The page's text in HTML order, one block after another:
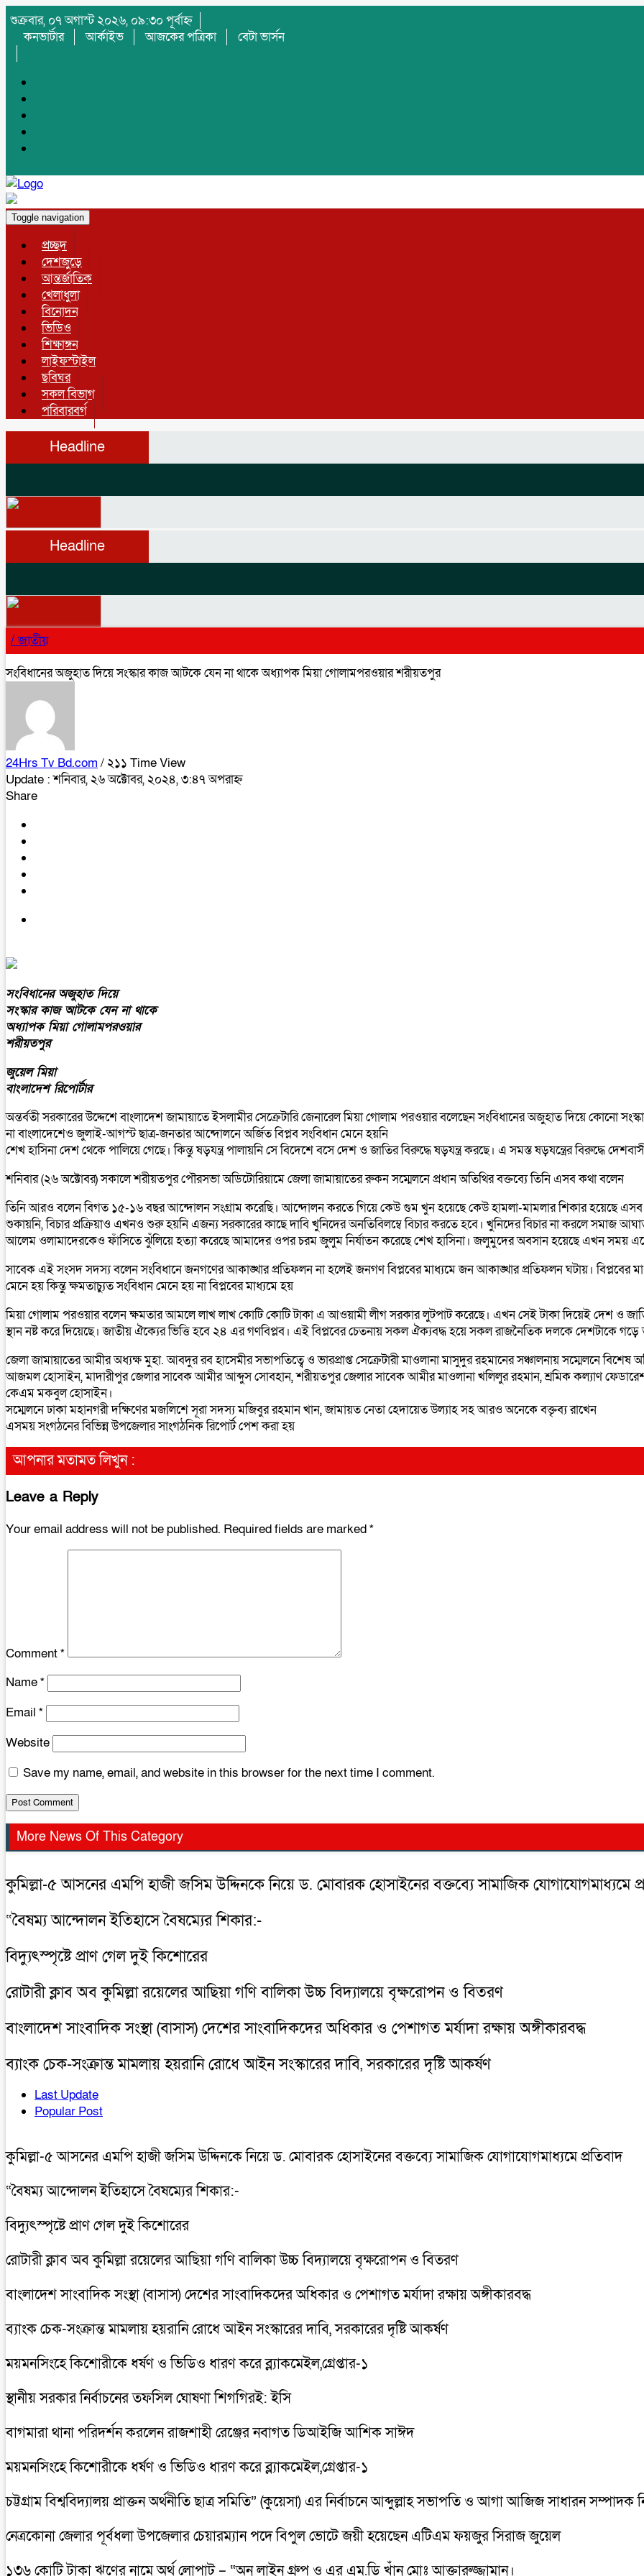
শুক্রবার, ০৭ অগাস্ট ২০২৬, ০৯:৩০ পূর্বাহ্ন
কনভার্টার
আর্কাইভ আজকের পত্রিকা বেটা ভার্সন
Toggle navigation
প্রচ্ছদ
দেশজুড়ে
আন্তর্জাতিক
খেলাধুলা
বিনোদন
ভিডিও
শিক্ষাঙ্গন
লাইফস্টাইল
ছবিঘর
সকল বিভাগ
পরিবারবর্গ
Headline
Headline
/জাতীয়
সংবিধানের অজুহাত দিয়ে সংস্কার কাজ আটকে যেন না থাকে অধ্যাপক মিয়া গোলামপরওয়ার শরীয়তপুর
24Hrs Tv Bd.com / ২১১ Time View
Update : শনিবার, ২৬ অক্টোবর, ২০২৪, ৩:৪৭ অপরাহ্ন
Share
সংবিধানের অজুহাত দিয়ে
সংস্কার কাজ আটকে যেন না থাকে
অধ্যাপক মিয়া গোলামপরওয়ার
শরীয়তপুর
জুয়েল মিয়া
বাংলাদেশ রিপোর্টার
অন্তর্বতী সরকারের উদ্দেশে বাংলাদেশ জামায়াতে ইসলামীর সেক্রেটারি জেনারেল মিয়া গোলাম পরওয়ার বলেছেন সংবিধানের অজুহাত দিয়ে কোনো
না বাংলাদেশেও জুলাই-আগস্ট ছাত্র-জনতার আন্দোলনে অর্জিত বিপ্লব সংবিধান মেনে হয়নি
শেখ হাসিনা দেশ থেকে পালিয়ে গেছে। কিন্তু ষড়যন্ত্র পালায়নি সে বিদেশে বসে দেশ ও জাতির বিরুদ্ধে ষড়যন্ত্র করছে। এ সমস্ত ষড়যন্ত্রের বিরুদ্ধে
শনিবার (২৬ অক্টোবর) সকালে শরীয়তপুর পৌরসভা অডিটোরিয়ামে জেলা জামায়াতের রুকন সম্মেলনে প্রধান অতিথির বক্তব্যে তিনি এসব কথা বলেন
তিনি আরও বলেন বিগত ১৫-১৬ বছর আন্দোলন সংগ্রাম করেছি। আন্দোলন করতে গিয়ে কেউ গুম খুন হয়েছে কেউ হামলা-মামলার শিকার হয়েছে এসব
শুকায়নি, বিচার প্রক্রিয়াও এখনও শুরু হয়নি এজন্য সরকারের কাছে দাবি খুনিদের অনতিবিলম্বে বিচার করতে হবে। খুনিদের বিচার না করলে সমাজ
আলেম ওলামাদেরকেও ফাঁসিতে ঝুঁলিয়ে হত্যা করেছে আমাদের ওপর চরম জুলুম নির্যাতন করেছে শেখ হাসিনা। জলুমুদের অবসান হয়েছে এখন সময়
সাবেক এই সংসদ সদস্য বলেন সংবিধানে জনগণের আকাঙ্খার প্রতিফলন না হলেই জনগণ বিপ্লবের মাধ্যমে জন আকাঙ্খার প্রতিফলন ঘটায়। বিপ্লবের
মেনে হয় কিন্তু ক্ষমতাচ্যুত সংবিধান মেনে হয় না বিপ্লবের মাধ্যমে হয়
মিয়া গোলাম পরওয়ার বলেন ক্ষমতার আমলে লাখ লাখ কোটি কোটি টাকা এ আওয়ামী লীগ সরকার লুটপাট করেছে। এখন সেই টাকা দিয়েই দেশ ও জাতির
স্থান নষ্ট করে দিয়েছে। জাতীয় ঐক্যের ভিত্তি হবে ২৪ এর গণবিপ্লব। এই বিপ্লবের চেতনায় সকল ঐক্যবদ্ধ হয়ে সকল রাজনৈতিক দলকে দেশটাকে
জেলা জামায়াতের আমীর অধ্যক্ষ মুহা. আবদুর রব হাসেমীর সভাপতিত্বে ও ভারপ্রাপ্ত সেক্রেটারী মাওলানা মাসুদুর রহমানের সঞ্চালনায় সম্মেলনে
আজমল হোসাইন, মাদারীপুর জেলার সাবেক আমীর আব্দুস সোবহান, শরীয়তপুর জেলার সাবেক আমীর মাওলানা খলিলুর রহমান, শ্রমিক কল্যাণ
কেএম মকবুল হোসাইন।
সম্মেলনে ঢাকা মহানগরী দক্ষিণের মজলিশে সূরা সদস্য মজিবুর রহমান খান, জামায়ত নেতা হেদায়েত উল্যাহ সহ আরও অনেকে বক্তৃব্য রাখেন
এসময় সংগঠনের বিভিন্ন উপজেলার সাংগঠনিক রিপোর্ট পেশ করা হয়
আপনার মতামত লিখুন :
Leave a Reply
Your email address will not be published. Required fields are marked*
Comment*
Name*
Email *
Website
Save my name, email, and website in this browser for the next time I comment.
More News Of This Category
কুমিল্লা-৫ আসনের এমপি হাজী জসিম উদ্দিনকে নিয়ে ড. মোবারক হোসাইনের বক্তব্যে সামাজিক যোগাযোগমাধ্যমে
“বৈষম্য আন্দোলন ইতিহাসে বৈষম্যের শিকার:-
বিদ্যুৎস্পৃষ্টে প্রাণ গেল দুই কিশোরের
রোটারী ক্লাব অব কুমিল্লা রয়েলের আছিয়া গণি বালিকা উচ্চ বিদ্যালয়ে বৃক্ষরোপন ও বিতরণ
বাংলাদেশ সাংবাদিক সংস্থা (বাসাস) দেশের সাংবাদিকদের অধিকার ও পেশাগত মর্যাদা রক্ষায় অঙ্গীকারবদ্ধ
ব্যাংক চেক-সংক্রান্ত মামলায় হয়রানি রোধে আইন সংস্কারের দাবি, সরকারের দৃষ্টি আকর্ষণ
Last Update
Popular Post
কুমিল্লা-৫ আসনের এমপি হাজী জসিম উদ্দিনকে নিয়ে ড. মোবারক হোসাইনের বক্তব্যে সামাজিক যোগাযোগমাধ্যমে প্রতিবাদ
“বৈষম্য আন্দোলন ইতিহাসে বৈষম্যের শিকার:-
বিদ্যুৎস্পৃষ্টে প্রাণ গেল দুই কিশোরের
রোটারী ক্লাব অব কুমিল্লা রয়েলের আছিয়া গণি বালিকা উচ্চ বিদ্যালয়ে বৃক্ষরোপন ও বিতরণ
বাংলাদেশ সাংবাদিক সংস্থা (বাসাস) দেশের সাংবাদিকদের অধিকার ও পেশাগত মর্যাদা রক্ষায় অঙ্গীকারবদ্ধ
ব্যাংক চেক-সংক্রান্ত মামলায় হয়রানি রোধে আইন সংস্কারের দাবি, সরকারের দৃষ্টি আকর্ষণ
ময়মনসিংহে কিশোরীকে ধর্ষণ ও ভিডিও ধারণ করে ব্ল্যাকমেইল,গ্রেপ্তার-১
স্থানীয় সরকার নির্বাচনের তফসিল ঘোষণা শিগগিরই: ইসি
বাগমারা থানা পরিদর্শন করলেন রাজশাহী রেঞ্জের নবাগত ডিআইজি আশিক সাঈদ
ময়মনসিংহে কিশোরীকে ধর্ষণ ও ভিডিও ধারণ করে ব্ল্যাকমেইল,গ্রেপ্তার-১
চট্টগ্রাম বিশ্ববিদ্যালয় প্রাক্তন অর্থনীতি ছাত্র সমিতি” (কুয়েসা) এর নির্বাচনে আব্দুল্লাহ সভাপতি ও আগা আজিজ সাধারন সম্পাদক
নেত্রকোনা জেলার পূর্বধলা উপজেলার চেয়ারম্যান পদে বিপুল ভোটে জয়ী হয়েছেন এটিএম ফয়জুর সিরাজ জুয়েল
১৩৬ কোটি টাকা ঋণের নামে অর্থ লোপাট – “অন লাইন গ্রুপ ও এর এম.ডি খাঁন মোঃ আক্তারুজ্জামান।